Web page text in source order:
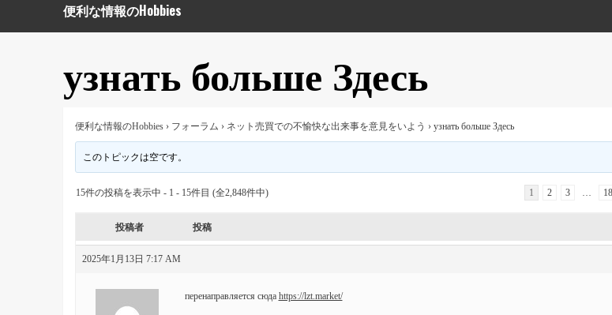
便利な情報のHobbies
узнать больше Здесь
便利な情報のHobbies › フォーラム › ネット売買での不愉快な出来事を意見をいよう › узнать больше Здесь
このトピックは空です。
15件の投稿を表示中 - 1 - 15件目 (全2,848件中) 1 2 3 …
投稿者 投稿
2025年1月13日 7:17 AM
перенаправляется сюда https://lzt.market/